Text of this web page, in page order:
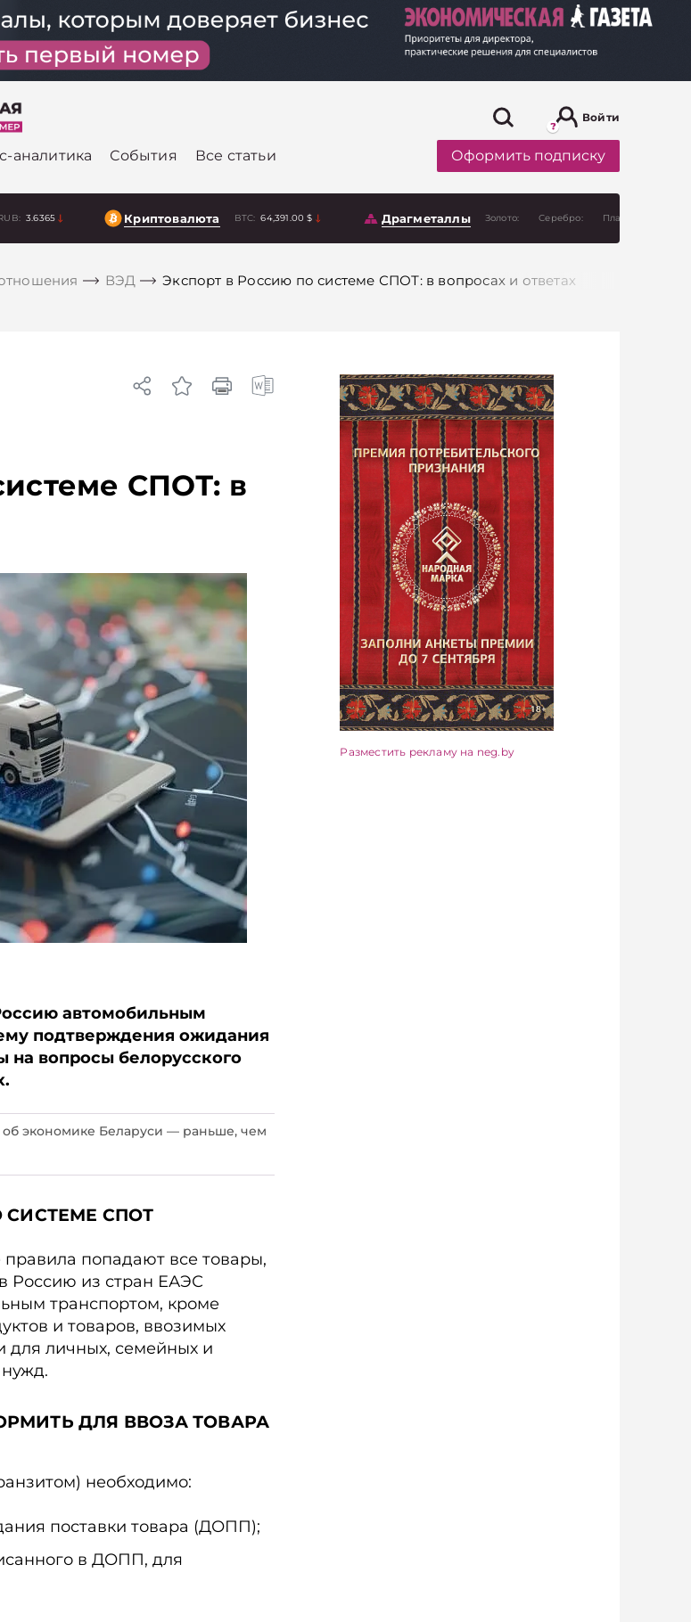
Войти
аналитика События Все статьи Оформить подписку
3.6365 Криптовалюта BTC: 64,391.00 $ Драгметаллы Золото: Серебро: Платина:
ВЭД Экспорт в Россию по системе СПОТ: в вопросах и ответах
СПОТ: в
автомобильным
подтверждения ожидания
на вопросы белорусского
об экономике Беларуси — раньше, чем
СИСТЕМЕ СПОТ
попадают все товары,
Россию из стран ЕАЭС
транспортом, кроме
и товаров, ввозимых
для личных, семейных и
ДЛЯ ВВОЗА ТОВАРА
необходимо:
поставки товара (ДОПП);
в ДОПП, для
Разместить рекламу на neg.by